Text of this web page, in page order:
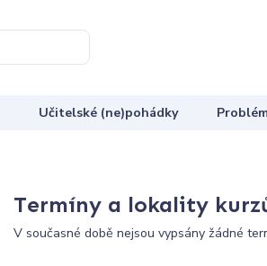
Učitelské (ne)pohádky
Termíny a lokality
V současné době nejsou vypsány žádné